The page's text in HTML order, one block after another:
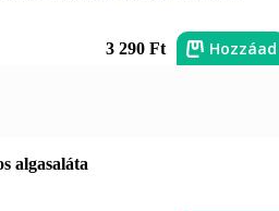
3 290 Ft Hozzáad
algasaláta